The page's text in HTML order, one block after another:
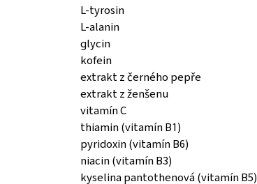
L-tyrosin
L-alanin
glycin
kofein
extrakt z černého pepře
extrakt z ženšenu
vitamín C
thiamin (vitamín B1)
pyridoxin (vitamín B6)
niacin (vitamín B3)
kyselina pantothenová (vitamín B5)